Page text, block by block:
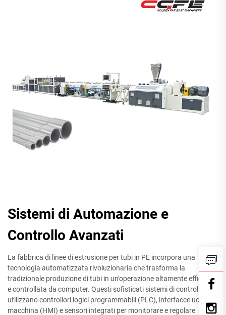
Sistemi di Automazione e
Controllo Avanzati
La fabbrica di linee di estrusione per tubi in PE incorpora una
tecnologia automatizzata rivoluzionaria che trasforma la
tradizionale produzione di tubi in un’operazione altamente efficiente
e controllata da computer. Questi sofisticati sistemi di controllo
utilizzano controllori logici programmabili (PLC), interfacce uomo-
macchina (HMI) e sensori integrati per monitorare e regolare